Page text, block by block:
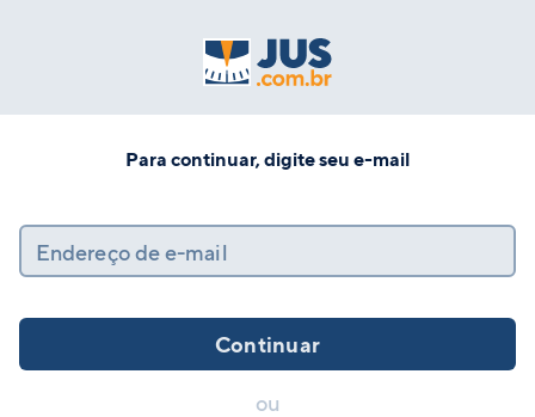
Para continuar, digite seu e-mail
Endereço de e-mail
Continuar
ou